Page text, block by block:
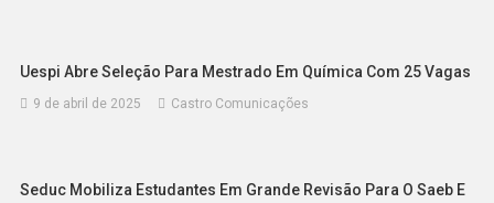
Uespi Abre Seleção Para Mestrado Em Química Com 25 Vagas
9 de abril de 2025 Castro Comunicações
Seduc Mobiliza Estudantes Em Grande Revisão Para O Saeb E